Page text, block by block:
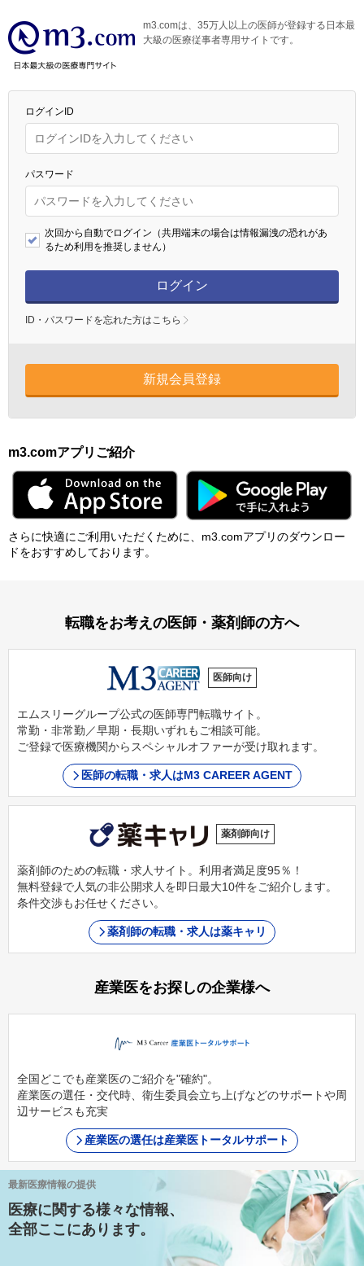
m3.comは、35万人以上の医師が登録する日本最
大級の医療従事者専用サイトです。
ログインID
パスワード
次回から自動でログイン（共用端末の場合は情報漏洩の恐れがあ
るため利用を推奨しません）
ログイン
ID・パスワードを忘れた方はこちら
新規会員登録
m3.comアプリご紹介
さらに快適にご利⽤いただくために、m3.comアプリのダウンロー
ドをおすすめしております。
転職をお考えの医師・薬剤師の方へ
医師向け
エムスリーグループ公式の医師専門転職サイト。
常勤・非常勤／早期・長期いずれもご相談可能。
ご登録で医療機関からスペシャルオファーが受け取れます。
医師の転職・求人はM3 CAREER AGENT
薬剤師向け
薬剤師のための転職・求人サイト。利用者満足度95％！
無料登録で人気の非公開求人を即日最大10件をご紹介します。
条件交渉もお任せください。
薬剤師の転職・求人は薬キャリ
産業医をお探しの企業様へ
全国どこでも産業医のご紹介を"確約"。
産業医の選任・交代時、衛生委員会立ち上げなどのサポートや周
辺サービスも充実
産業医の選任は産業医トータルサポート
最新医療情報の提供
医療に関する様々な情報、
全部ここにあります。